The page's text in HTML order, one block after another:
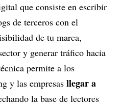
que consiste en escribir
de terceros con el
de tu marca,
y generar tráfico hacia
permite a los
y las empresas llegar a
la base de lectores